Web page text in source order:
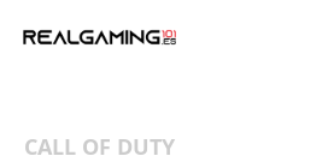
CALL OF DUTY